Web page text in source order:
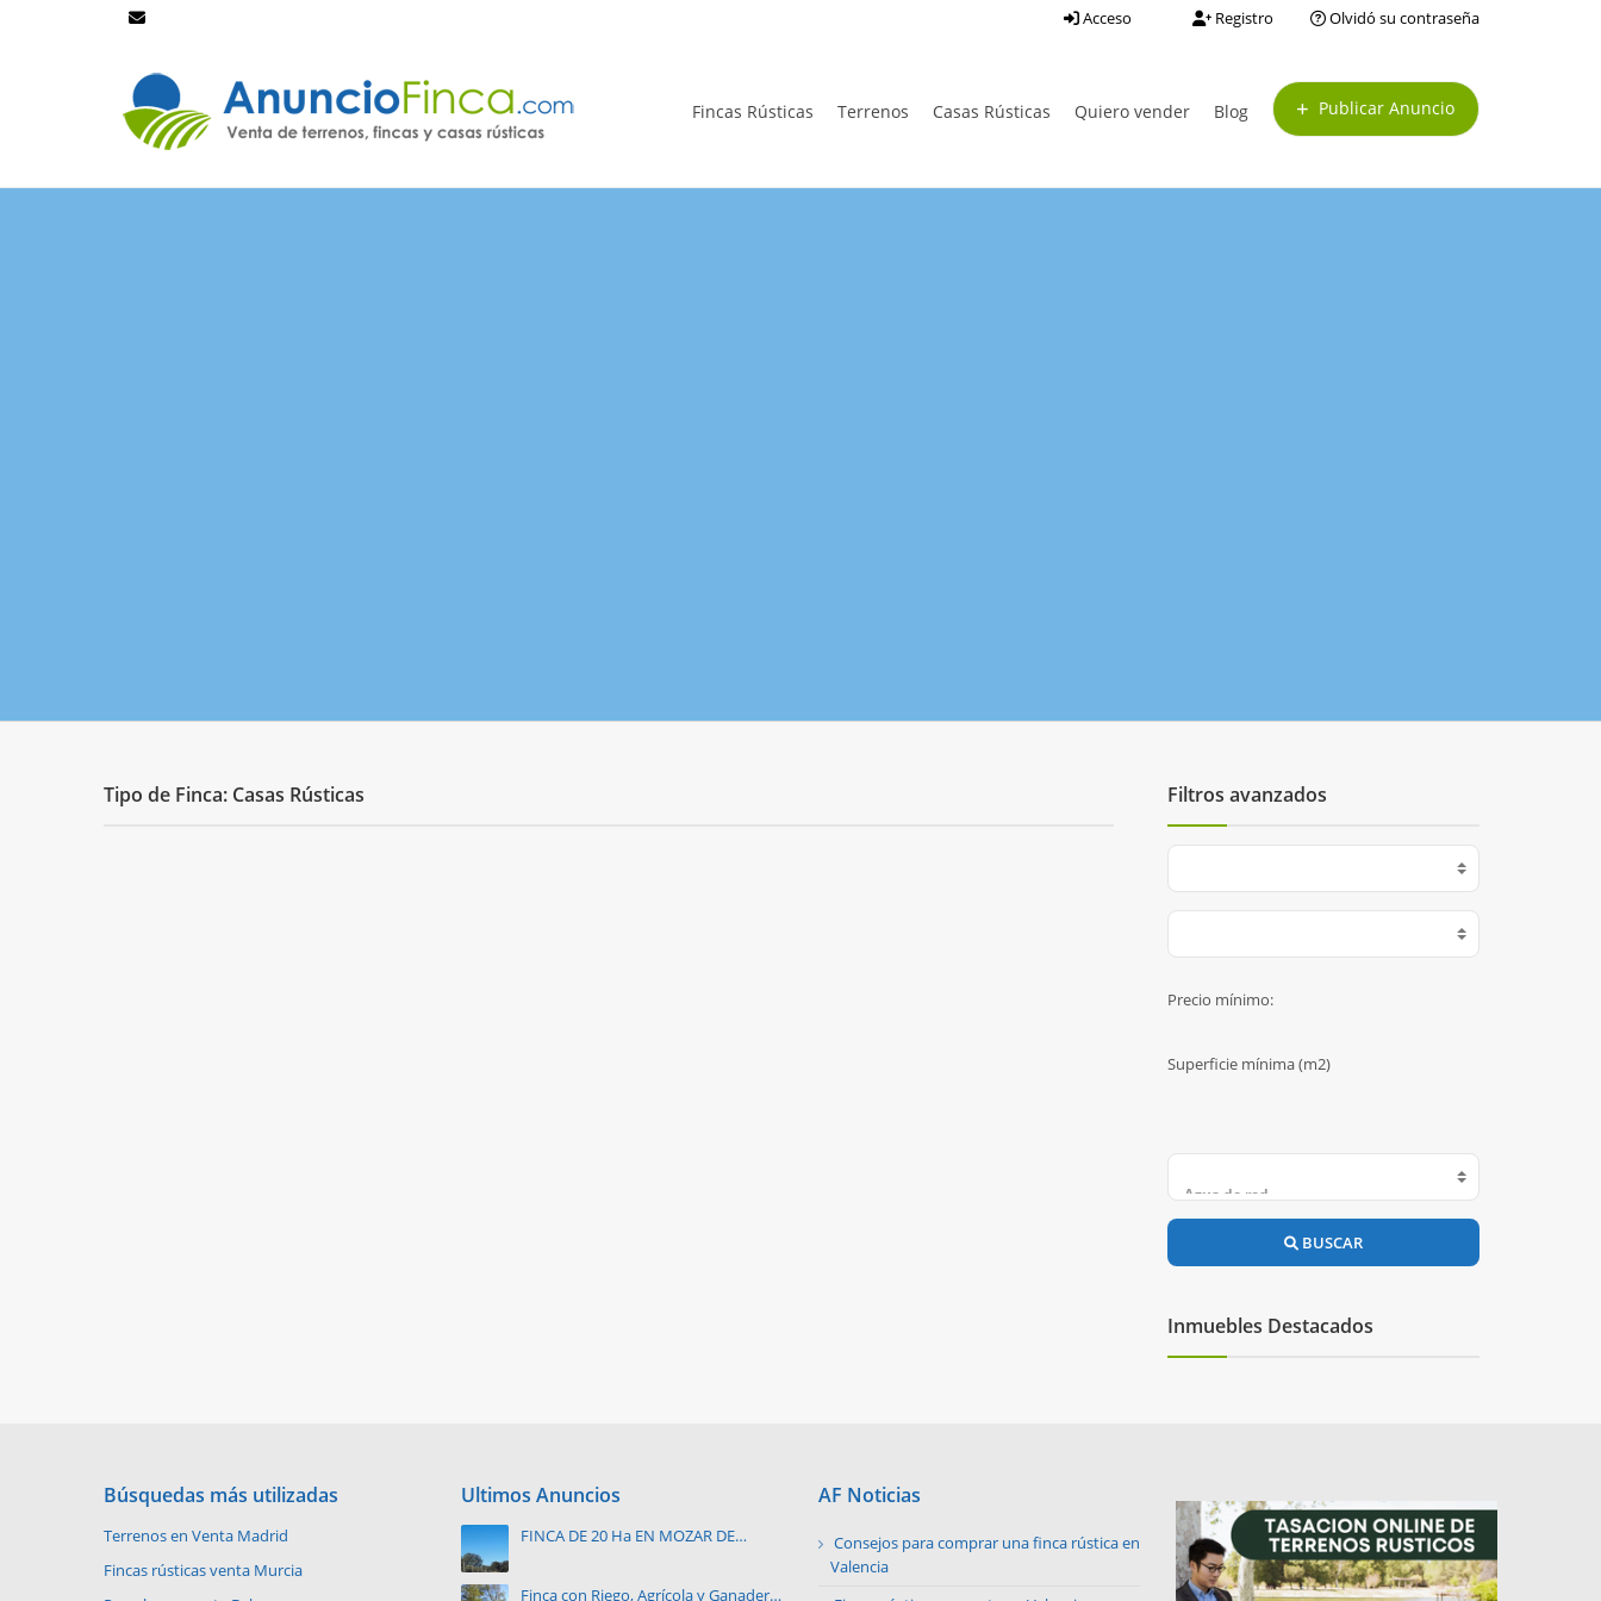
Acceso Registro Olvidó su contraseña
Fincas Rústicas Terrenos Casas Rústicas Quiero vender Blog Publicar Anuncio
Tipo de Finca: Casas Rústicas Filtros avanzados
Precio mínimo:
Superficie mínima (m2)
BUSCAR
Inmuebles Destacados
Búsquedas más utilizadas
Terrenos en Venta Madrid
Fincas rústicas venta Murcia
Ultimos Anuncios
FINCA DE 20 Ha EN MOZAR DE
Finca con Riego, Agrícola y Ganadera
AF Noticias
Consejos para comprar una finca rústica en
Valencia